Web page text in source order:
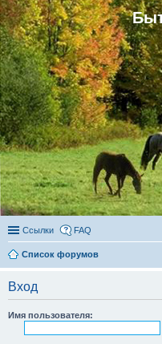
Ссылки FAQ
Список форумов
Вход
Имя пользователя: